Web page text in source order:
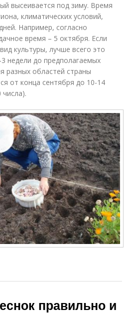
высеивается под зиму. Время
климатических условий,
Например, согласно
время – 5 октября. Если
культуры, лучше всего это
недели до предполагаемых
разных областей страны
от конца сентября до 10-14
числа).
правильно и